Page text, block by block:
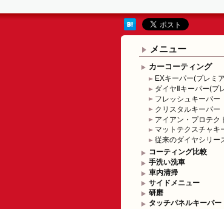
メニュー
カーコーティング
EXキーパー(プレミ
ダイヤⅡキーパー(プ
フレッシュキーパー
クリスタルキーパー
アイアン・プロテク
マットテクスチャキ
従来のダイヤシリー
コーティング比較
手洗い洗車
車内清掃
サイドメニュー
研磨
タッチパネルキーパー